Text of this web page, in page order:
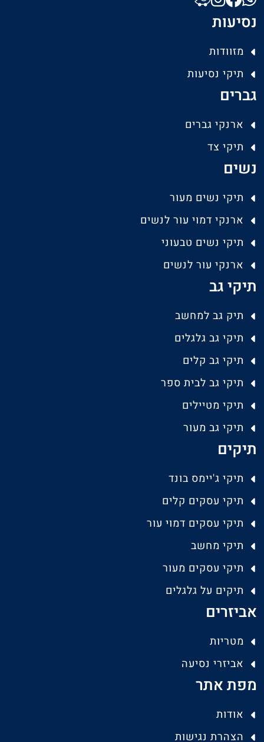
נסיעות
מזוודות
תיקי נסיעות
גברים
ארנקי גברים
תיקי צד
נשים
תיקי נשים מעור
ארנקי דמוי עור לנשים
תיקי נשים טבעוני
ארנקי עור לנשים
תיקי גב
תיק גב למחשב
תיקי גב גלגלים
תיקי גב קלים
תיקי גב לבית ספר
תיקי מטיילים
תיקי גב מעור
תיקים
תיקי ג'יימס בונד
תיקי עסקים קלים
תיקי עסקים דמוי עור
תיקי מחשב
תיקי עסקים מעור
תיקים על גלגלים
אביזרים
מטריות
אביזרי נסיעה
מפת אתר
אודות
הצהרת נגישות